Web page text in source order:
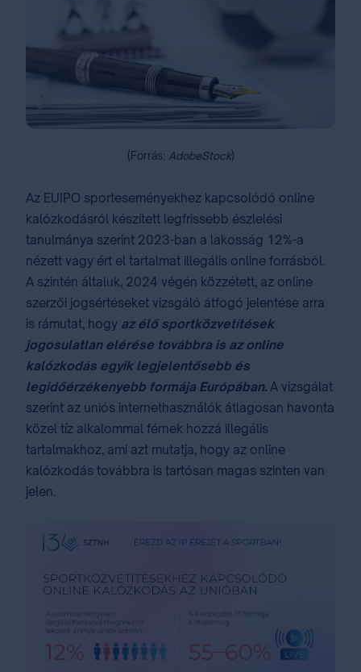
(Forrás: AdobeStock)
Az EUIPO sporteseményekhez kapcsolódó online
kalózkodásról készített legfrissebb észlelési
tanulmánya szerint 2023-ban a lakosság 12%-a
nézett vagy ért el tartalmat illegális online forrásból.
A szintén általuk, 2024 végén közzétett, az online
szerzői jogsértéseket vizsgáló átfogó jelentése arra
is rámutat, hogy az élő sportközvetítések
jogosulatlan elérése továbbra is az online
kalózkodás egyik legjelentősebb és
legidőérzékenyebb formája Európában. A vizsgálat
szerint az uniós internethasználók átlagosan havonta
közel tíz alkalommal férnek hozzá illegális
tartalmakhoz, ami azt mutatja, hogy az online
kalózkodás továbbra is tartósan magas szinten van
jelen.